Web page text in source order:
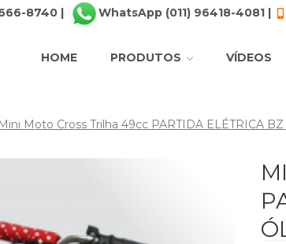
8740 | WhatsApp (011) 96418-4081 |
HOME PRODUTOS VÍDEOS
Mini Moto Cross Trilha 49cc PARTIDA ELÉTRICA